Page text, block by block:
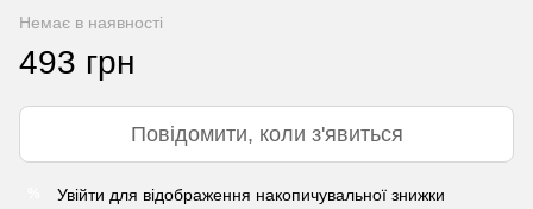
Немає в наявності
493 грн
Повідомити, коли з'явиться
Увійти для відображення накопичувальної знижки